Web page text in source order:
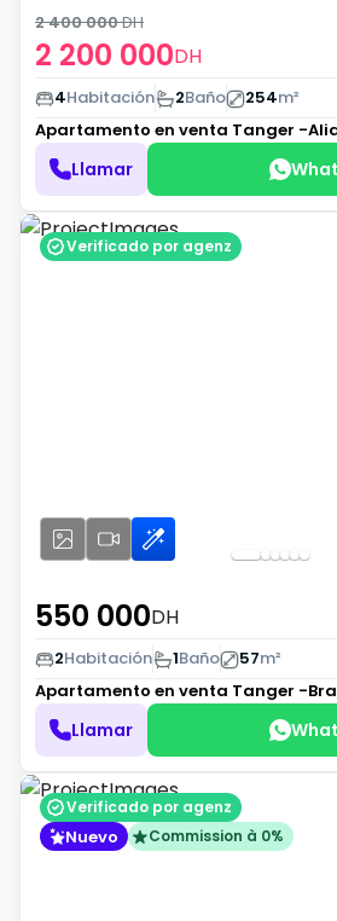
2 200 000DH
2 400 000DH
4Habitación 2Baño 254m²
Apartamento en venta Tanger -
Llamar
Verificado por agenz
550 000DH
2Habitación 1Baño 57m²
Apartamento en venta Tanger -
Llamar
Verificado por agenz
Nuevo Commission à 0%